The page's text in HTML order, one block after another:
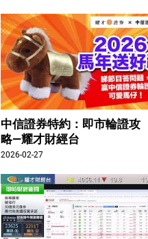
中信證券特約：即市輪證攻
略—耀才財經台
2026-02-27